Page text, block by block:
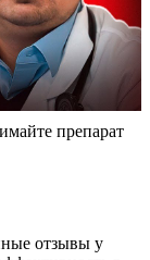
препарат
отзывы у